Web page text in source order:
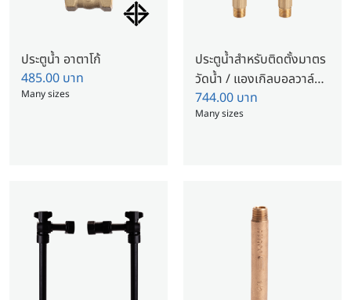
ประตูน้ำ อาตาโก้
485.00 บาท
Many sizes
ประตูน้ำสำหรับติดตั้งมาตร
วัดน้ำ / แองเกิลบอลวาล์ว
ทองเหลือง อาตาโก้
744.00 บาท
Many sizes